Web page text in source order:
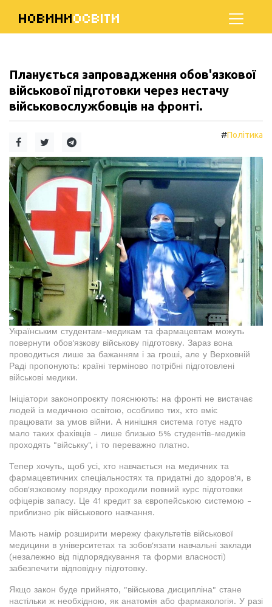
НОВИНИОСВІТИ
Планується запровадження обов'язкової
військової підготовки через нестачу
військовослужбовців на фронті.
#Політика
Українським студентам-медикам та фармацевтам можуть
повернути обов'язкову військову підготовку. Зараз вона
проводиться лише за бажанням і за гроші, але у Верховній
Раді пропонують: країні терміново потрібні підготовлені
військові медики.
Ініціатори законопроєкту пояснюють: на фронті не вистачає
людей із медичною освітою, особливо тих, хто вміє
працювати за умов війни. А нинішня система готує надто
мало таких фахівців - лише близько 5% студентів-медиків
проходять "військку", і то переважно платно.
Тепер хочуть, щоб усі, хто навчається на медичних та
фармацевтичних спеціальностях та придатні до здоров'я, в
обов'язковому порядку проходили повний курс підготовки
офіцерів запасу. Це 41 кредит за європейською системою -
приблизно рік військового навчання.
Мають намір розширити мережу факультетів військової
медицини в університетах та зобов'язати навчальні заклади
(незалежно від підпорядкування та форми власності)
забезпечити відповідну підготовку.
Якщо закон буде прийнято, "військова дисципліна" стане
настільки ж необхідною, як анатомія або фармакологія. У разі